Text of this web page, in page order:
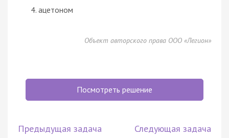
ацетоном
Объект авторского права ООО «Легион»
Посмотреть решение
Предыдущая задача Следующая задача